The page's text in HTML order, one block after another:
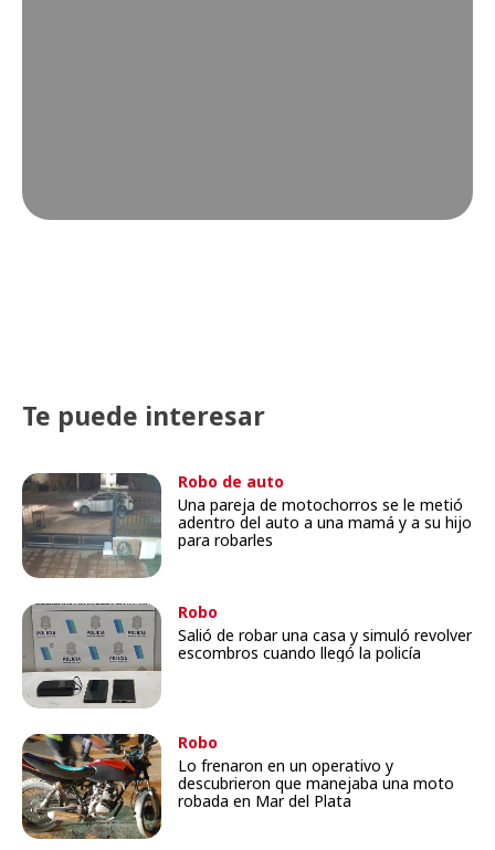
Te puede interesar
Robo de auto
Una pareja de motochorros se le metió
adentro del auto a una mamá y a su hijo
para robarles
Robo
Salió de robar una casa y simuló revolver
escombros cuando llegó la policía
Robo
Lo frenaron en un operativo y
descubrieron que manejaba una moto
robada en Mar del Plata